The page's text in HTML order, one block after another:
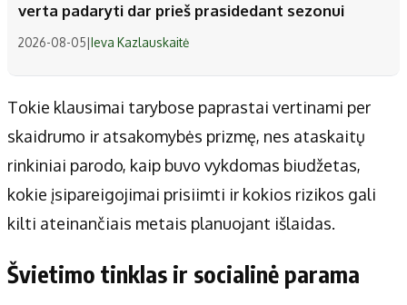
verta padaryti dar prieš prasidedant sezonui
2026-08-05|Ieva Kazlauskaitė
Tokie klausimai tarybose paprastai vertinami per
skaidrumo ir atsakomybės prizmę, nes ataskaitų
rinkiniai parodo, kaip buvo vykdomas biudžetas,
kokie įsipareigojimai prisiimti ir kokios rizikos gali
kilti ateinančiais metais planuojant išlaidas.
Švietimo tinklas ir socialinė parama